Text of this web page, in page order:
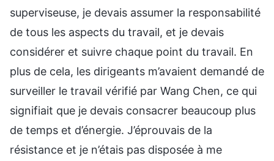
superviseuse, je devais assumer la responsabilité
de tous les aspects du travail, et je devais
considérer et suivre chaque point du travail. En
plus de cela, les dirigeants m’avaient demandé de
surveiller le travail vérifié par Wang Chen, ce qui
signifiait que je devais consacrer beaucoup plus
de temps et d’énergie. J’éprouvais de la
résistance et je n’étais pas disposée à me